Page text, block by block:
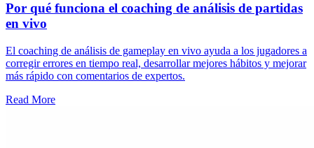
Por qué funciona el coaching de análisis de partidas
en vivo
El coaching de análisis de gameplay en vivo ayuda a los jugadores a
corregir errores en tiempo real, desarrollar mejores hábitos y mejorar
más rápido con comentarios de expertos.
Read More